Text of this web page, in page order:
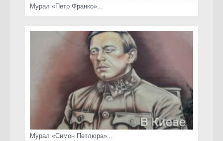
Мурал «Петр Франко»...
Мурал «Симон Петлюра»...